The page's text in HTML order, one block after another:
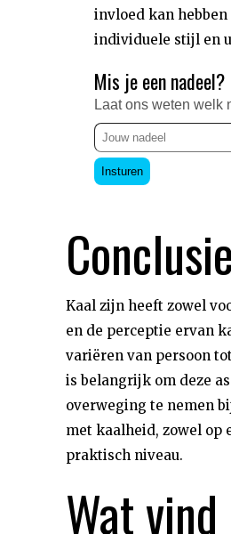
invloed kan hebben
individuele stijl en
Mis je een nadeel?
Laat ons weten welk
Insturen
Conclusie
Kaal zijn heeft zowel
en de perceptie ervan
variëren van persoon
is belangrijk om deze
overweging te nemen
met kaalheid, zowel op
praktisch niveau.
Wat